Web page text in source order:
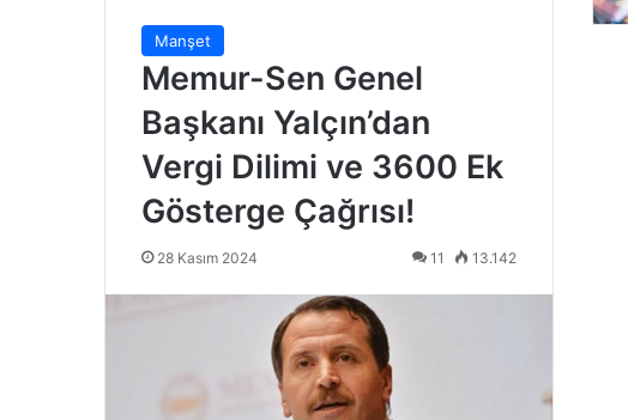
Manşet
Memur-Sen Genel
Başkanı Yalçın’dan
Vergi Dilimi ve 3600 Ek
Gösterge Çağrısı!
28 Kasım 2024 11 13.142